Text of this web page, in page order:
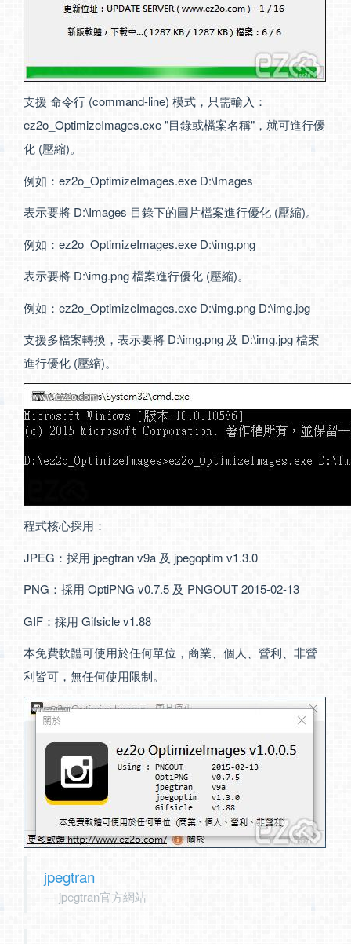
支援 命令行 (command-line) 模式，只需輸入：
ez2o_OptimizeImages.exe "目錄或檔案名稱"，就可進行優
化 (壓縮)。
例如：ez2o_OptimizeImages.exe D:\Images
表示要將 D:\Images 目錄下的圖片檔案進行優化 (壓縮)。
例如：ez2o_OptimizeImages.exe D:\img.png
表示要將 D:\img.png 檔案進行優化 (壓縮)。
例如：ez2o_OptimizeImages.exe D:\img.png D:\img.jpg
支援多檔案轉換，表示要將 D:\img.png 及 D:\img.jpg 檔案
進行優化 (壓縮)。
程式核心採用：
JPEG：採用 jpegtran v9a 及 jpegoptim v1.3.0
PNG：採用 OptiPNG v0.7.5 及 PNGOUT 2015-02-13
GIF：採用 Gifsicle v1.88
本免費軟體可使用於任何單位，商業、個人、營利、非營
利皆可，無任何使用限制。
jpegtran
jpegtran官方網站